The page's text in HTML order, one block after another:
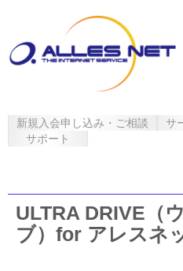
新規入会申し込み・ご相談 サ
サポート
ULTRA DRIVE（
ブ）for アレスネ